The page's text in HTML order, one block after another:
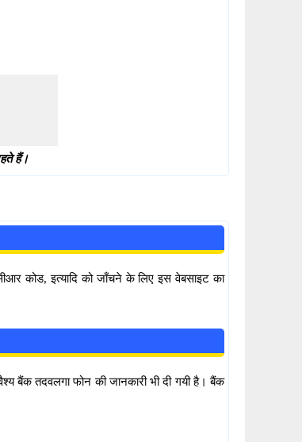
हैं।
कोड, इत्यादि को जाँचने के लिए इस वेबसाइट का
बैंक तदवलगा फोन की जानकारी भी दी गयी है। बैंक